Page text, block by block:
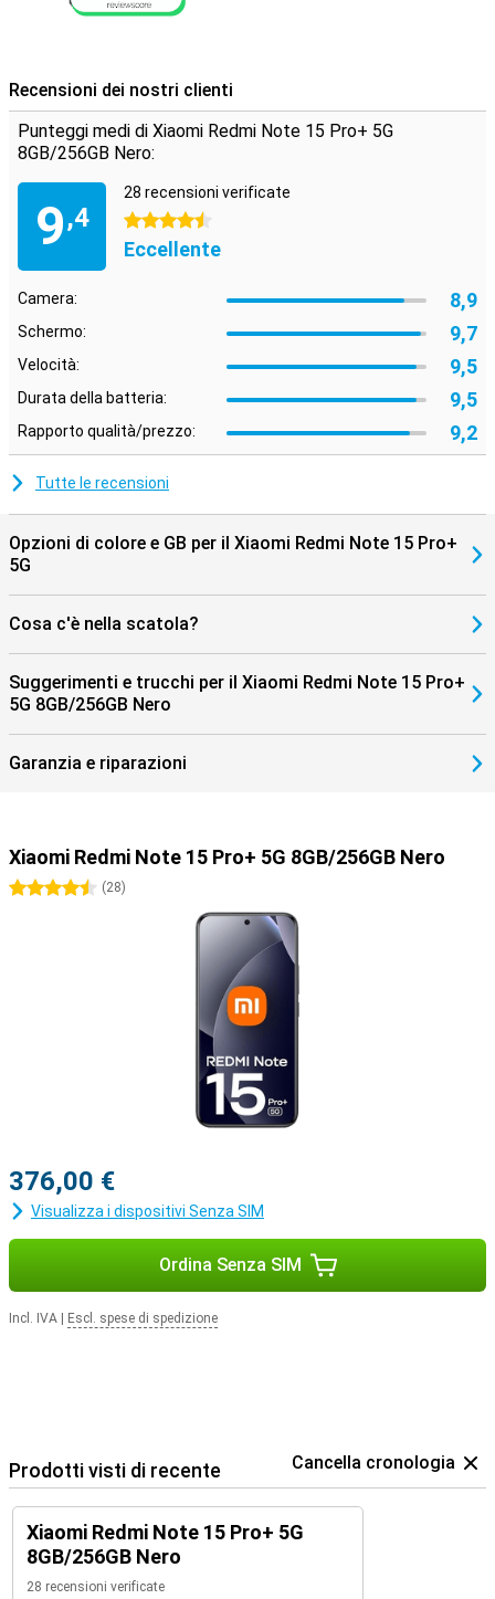
Recensioni dei nostri clienti
Punteggi medi di Xiaomi Redmi Note 15 Pro+ 5G
8GB/256GB Nero:
9,4
28 recensioni verificate
4.5 stelle
Eccellente
Camera: 8,9
Schermo: 9,7
Velocità: 9,5
Durata della batteria: 9,5
Rapporto qualità/prezzo: 9,2
Tutte le recensioni
Opzioni di colore e GB per il Xiaomi Redmi Note 15 Pro+
5G
Cosa c'è nella scatola?
Suggerimenti e trucchi per il Xiaomi Redmi Note 15 Pro+
5G 8GB/256GB Nero
Garanzia e riparazioni
Xiaomi Redmi Note 15 Pro+ 5G 8GB/256GB Nero
4.5 stelle
(28)
376,00 €
Visualizza i dispositivi Senza SIM
Ordina Senza SIM
Incl. IVA Escl. spese di spedizione
Prodotti visti di recente Cancella cronologia
Xiaomi Redmi Note 15 Pro+ 5G
8GB/256GB Nero
28 recensioni verificate